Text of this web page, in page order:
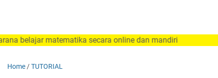
matematika secara online dan mandiri
Home /TUTORIAL